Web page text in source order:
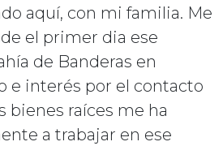
aquí, con mi familia. Me
el primer dia ese
de Banderas en
e interés por el contacto
bienes raíces me ha
a trabajar en ese